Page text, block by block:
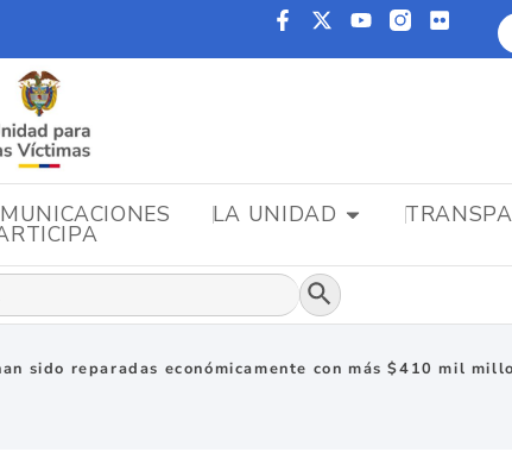
LA UNIDAD
Botón de
sido reparadas económicamente con más $410 mil